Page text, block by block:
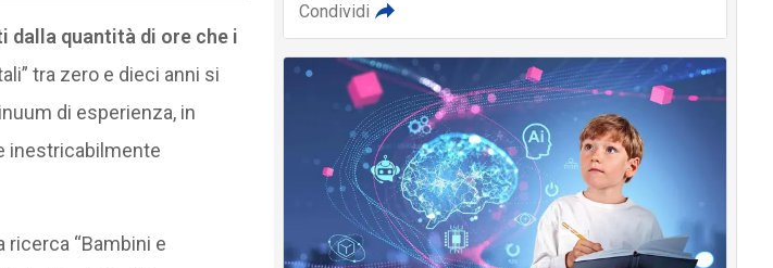
quantità di ore che i
tra zero e dieci anni si
di esperienza, in
inestricabilmente
ricerca “Bambini e
Condividi